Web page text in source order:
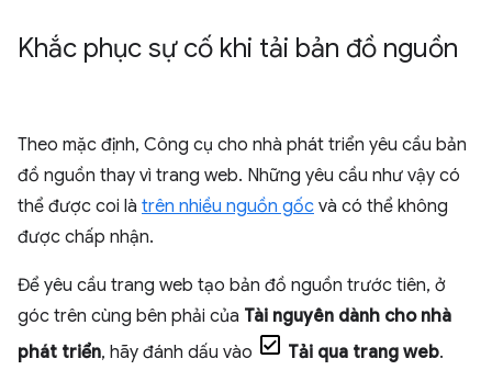
Khắc phục sự cố khi tải bản đồ nguồn
Theo mặc định, Công cụ cho nhà phát triển yêu cầu bản
đồ nguồn thay vì trang web. Những yêu cầu như vậy có
thể được coi là trên nhiều nguồn gốc và có thể không
được chấp nhận.
Để yêu cầu trang web tạo bản đồ nguồn trước tiên, ở
góc trên cùng bên phải của Tài nguyên dành cho nhà
phát triển, hãy đánh dấu vào Tải qua trang web.